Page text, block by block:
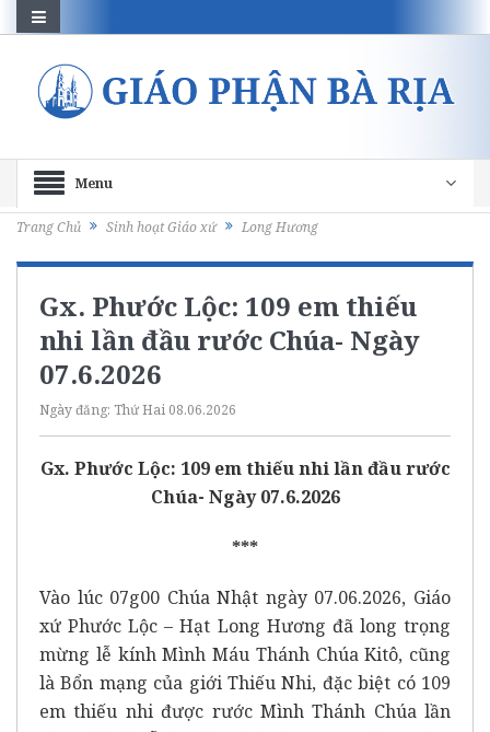
Menu
Trang Chủ Sinh hoạt Giáo xứ Long Hương
Gx. Phước Lộc: 109 em thiếu
nhi lần đầu rước Chúa- Ngày
07.6.2026
Ngày đăng: Thứ Hai 08.06.2026
Gx. Phước Lộc: 109 em thiếu nhi lần đầu rước
Chúa- Ngày 07.6.2026
***
Vào lúc 07g00 Chúa Nhật ngày 07.06.2026, Giáo
xứ Phước Lộc – Hạt Long Hương đã long trọng
mừng lễ kính Mình Máu Thánh Chúa Kitô, cũng
là Bổn mạng của giới Thiếu Nhi, đặc biệt có 109
em thiếu nhi được rước Mình Thánh Chúa lần